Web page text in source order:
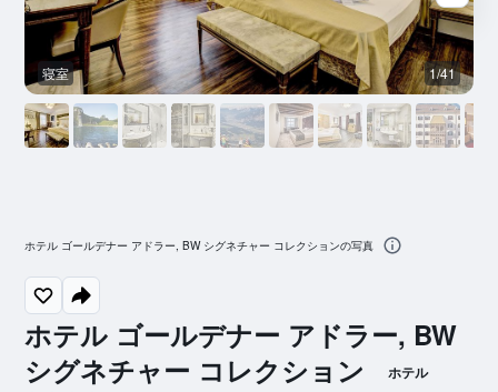
ホテル ゴールデナー アドラー, BW
シグネチャー コレクション
ホテル
寝室 1/41
ホテル ゴールデナー アドラー, BW シグネチャー コレクションの写真